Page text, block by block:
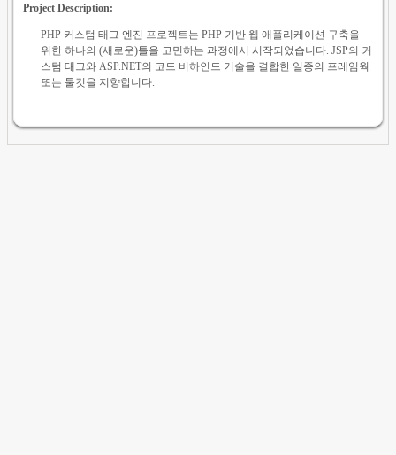
Project Description:
PHP 커스텀 태그 엔진 프로젝트는 PHP 기반 웹 애플리케이션 구축을
위한 하나의 (새로운)틀을 고민하는 과정에서 시작되었습니다. JSP의 커
스텀 태그와 ASP.NET의 코드 비하인드 기술을 결합한 일종의 프레임웍
또는 툴킷을 지향합니다.